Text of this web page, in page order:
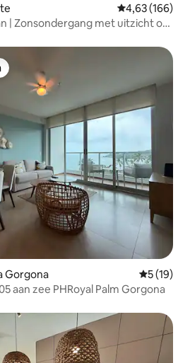
Gemiddelde
4,63 (166)
| Zonsondergang met uitzicht op
Gorgona
5 (19)
aan zee PHRoyal Palm Gorgona